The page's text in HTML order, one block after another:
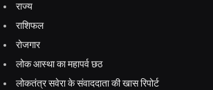
राज्य
राशिफल
रोजगार
लोक आस्था का महापर्व छठ
लोकतंत्र सवेरा के संवाददाता की खास रिपोर्ट